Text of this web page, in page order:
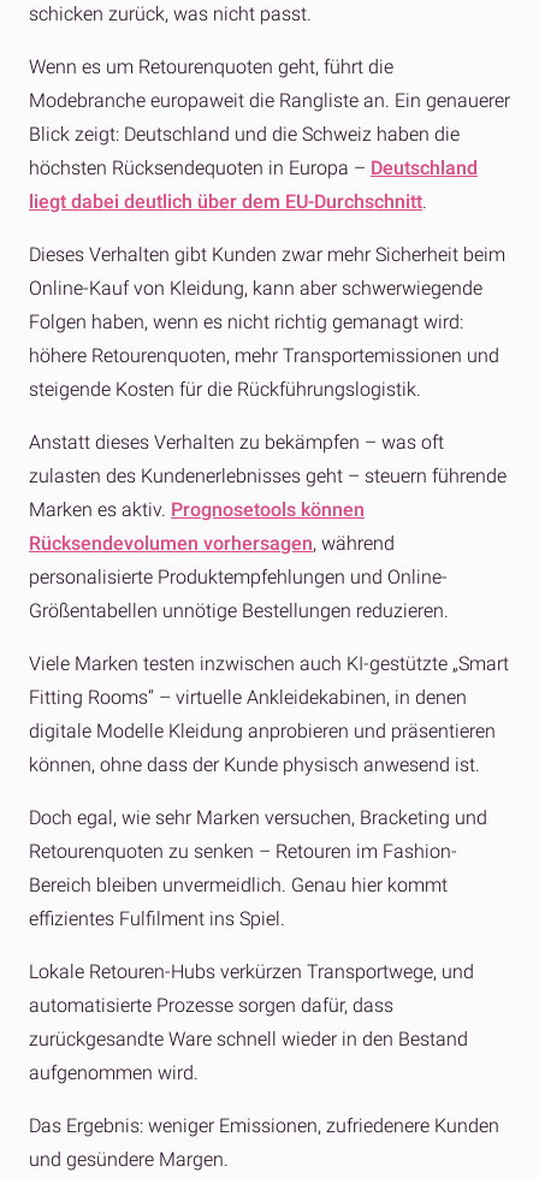
schicken zurück, was nicht passt.
Wenn es um Retourenquoten geht, führt die
Modebranche europaweit die Rangliste an. Ein genauerer
Blick zeigt: Deutschland und die Schweiz haben die
höchsten Rücksendequoten in Europa – Deutschland
liegt dabei deutlich über dem EU-Durchschnitt.
Dieses Verhalten gibt Kunden zwar mehr Sicherheit beim
Online-Kauf von Kleidung, kann aber schwerwiegende
Folgen haben, wenn es nicht richtig gemanagt wird:
höhere Retourenquoten, mehr Transportemissionen und
steigende Kosten für die Rückführungslogistik.
Anstatt dieses Verhalten zu bekämpfen – was oft
zulasten des Kundenerlebnisses geht – steuern führende
Marken es aktiv. Prognosetools können
Rücksendevolumen vorhersagen, während
personalisierte Produktempfehlungen und Online-
Größentabellen unnötige Bestellungen reduzieren.
Viele Marken testen inzwischen auch KI-gestützte „Smart
Fitting Rooms“ – virtuelle Ankleidekabinen, in denen
digitale Modelle Kleidung anprobieren und präsentieren
können, ohne dass der Kunde physisch anwesend ist.
Doch egal, wie sehr Marken versuchen, Bracketing und
Retourenquoten zu senken – Retouren im Fashion-
Bereich bleiben unvermeidlich. Genau hier kommt
effizientes Fulfilment ins Spiel.
Lokale Retouren-Hubs verkürzen Transportwege, und
automatisierte Prozesse sorgen dafür, dass
zurückgesandte Ware schnell wieder in den Bestand
aufgenommen wird.
Das Ergebnis: weniger Emissionen, zufriedenere Kunden
und gesündere Margen.